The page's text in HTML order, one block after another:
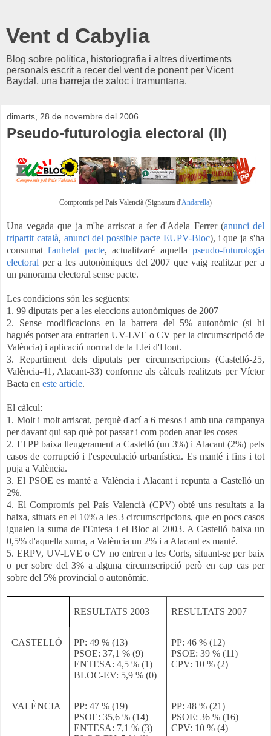
Vent d Cabylia
Blog sobre política, historiografia i altres divertiments
personals escrit a recer del vent de ponent per Vicent
Baydal, una barreja de xaloc i tramuntana.
dimarts, 28 de novembre del 2006
Pseudo-futurologia electoral (II)
Compromís pel País Valencià (Signatura d'Andarella)
Una vegada que ja m'he arriscat a fer d'Adela Ferrer (anunci del
tripartit català, anunci del possible pacte EUPV-Bloc), i que ja s'ha
consumatl'anhelat pacte, actualitzaré aquellapseudo-futurologia
electoral per a les autonòmiques del 2007 que vaig realitzar per a
un panorama electoral sense pacte.
Les condicions són les següents:
1. 99 diputats per a les eleccions autonòmiques de 2007
2. Sense modificacions en la barrera del 5% autonòmic (si hi
hagués potser ara entrarien UV-LVE o CV per la circumscripció de
València) i aplicació normal de la Llei d'Hont.
3. Repartiment dels diputats per circumscripcions (Castelló-25,
València-41, Alacant-33) conforme als càlculs realitzats per Víctor
Baeta en este article.
El càlcul:
1. Molt i molt arriscat, perquè d'ací a 6 mesos i amb una campanya
per davant qui sap què pot passar i com poden anar les coses
2. El PP baixa lleugerament a Castelló (un 3%) i Alacant (2%) pels
casos de corrupció i l'especulació urbanística. Es manté i fins i tot
puja a València.
3. El PSOE es manté a València i Alacant i repunta a Castelló un
2%.
4. El Compromís pel País Valencià (CPV) obté uns resultats a la
baixa, situats en el 10% a les 3 circumscripcions, que en pocs casos
igualen la suma de l'Entesa i el Bloc al 2003. A Castelló baixa un
0,5% d'aquella suma, a València un 2% i a Alacant es manté.
5. ERPV, UV-LVE o CV no entren a les Corts, situant-se per baix
o per sobre del 3% a alguna circumscripció però en cap cas per
sobre del 5% provincial o autonòmic.
RESULTATS 2003 RESULTATS 2007
CASTELLÓ PP: 49 % (13)
PSOE: 37,1 % (9)
ENTESA: 4,5 % (1)
BLOC-EV: 5,9 % (0)
PP: 46 % (12)
PSOE: 39 % (11)
CPV: 10 % (2)
VALÈNCIA PP: 47 % (19)
PSOE: 35,6 % (14)
ENTESA: 7,1 % (3)
PP: 48 % (21)
PSOE: 36 % (16)
CPV: 10 % (4)